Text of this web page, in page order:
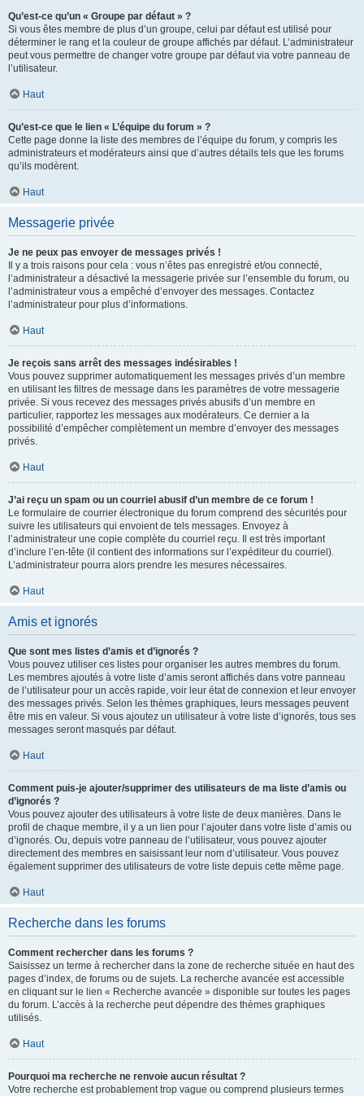
Qu’est-ce qu’un « Groupe par défaut » ?
Si vous êtes membre de plus d’un groupe, celui par défaut est utilisé pour
déterminer le rang et la couleur de groupe affichés par défaut. L’administrateur
peut vous permettre de changer votre groupe par défaut via votre panneau de
l’utilisateur.
Haut
Qu’est-ce que le lien « L’équipe du forum » ?
Cette page donne la liste des membres de l’équipe du forum, y compris les
administrateurs et modérateurs ainsi que d’autres détails tels que les forums
qu’ils modèrent.
Haut
Messagerie privée
Je ne peux pas envoyer de messages privés !
Il y a trois raisons pour cela : vous n’êtes pas enregistré et/ou connecté,
l’administrateur a désactivé la messagerie privée sur l’ensemble du forum, ou
l’administrateur vous a empêché d’envoyer des messages. Contactez
l’administrateur pour plus d’informations.
Haut
Je reçois sans arrêt des messages indésirables !
Vous pouvez supprimer automatiquement les messages privés d’un membre
en utilisant les filtres de message dans les paramètres de votre messagerie
privée. Si vous recevez des messages privés abusifs d’un membre en
particulier, rapportez les messages aux modérateurs. Ce dernier a la
possibilité d’empêcher complètement un membre d’envoyer des messages
privés.
Haut
J’ai reçu un spam ou un courriel abusif d’un membre de ce forum !
Le formulaire de courrier électronique du forum comprend des sécurités pour
suivre les utilisateurs qui envoient de tels messages. Envoyez à
l’administrateur une copie complète du courriel reçu. Il est très important
d’inclure l’en-tête (il contient des informations sur l’expéditeur du courriel).
L’administrateur pourra alors prendre les mesures nécessaires.
Haut
Amis et ignorés
Que sont mes listes d’amis et d’ignorés ?
Vous pouvez utiliser ces listes pour organiser les autres membres du forum.
Les membres ajoutés à votre liste d’amis seront affichés dans votre panneau
de l’utilisateur pour un accès rapide, voir leur état de connexion et leur envoyer
des messages privés. Selon les thèmes graphiques, leurs messages peuvent
être mis en valeur. Si vous ajoutez un utilisateur à votre liste d’ignorés, tous ses
messages seront masqués par défaut.
Haut
Comment puis-je ajouter/supprimer des utilisateurs de ma liste d’amis ou
d’ignorés ?
Vous pouvez ajouter des utilisateurs à votre liste de deux manières. Dans le
profil de chaque membre, il y a un lien pour l’ajouter dans votre liste d’amis ou
d’ignorés. Ou, depuis votre panneau de l’utilisateur, vous pouvez ajouter
directement des membres en saisissant leur nom d’utilisateur. Vous pouvez
également supprimer des utilisateurs de votre liste depuis cette même page.
Haut
Recherche dans les forums
Comment rechercher dans les forums ?
Saisissez un terme à rechercher dans la zone de recherche située en haut des
pages d’index, de forums ou de sujets. La recherche avancée est accessible
en cliquant sur le lien « Recherche avancée » disponible sur toutes les pages
du forum. L’accès à la recherche peut dépendre des thèmes graphiques
utilisés.
Haut
Pourquoi ma recherche ne renvoie aucun résultat ?
Votre recherche est probablement trop vague ou comprend plusieurs termes